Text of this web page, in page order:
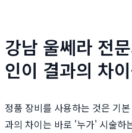
강남 울쎄라 전
인이 결과의 차
정품 장비를 사용하는 것은 기
과의 차이는 바로 '누가' 시술하